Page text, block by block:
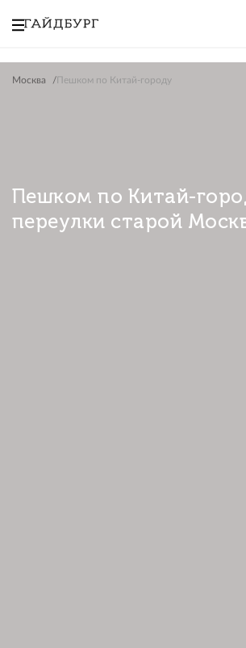
Москва Пешком по Китай-городу
Пешком по Китай-
переулки старой